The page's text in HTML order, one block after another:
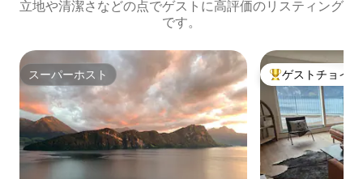
立地や清潔さなどの点でゲストに高評価のリスティング
です。
スーパーホスト
スーパーホスト 大好評のゲスト
ゲストチョイス